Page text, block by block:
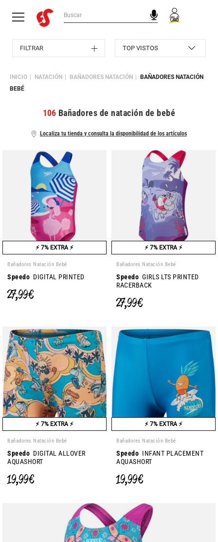
INICIO NATACIÓN BAÑADORES NATACIÓN
BAÑADORES NATACIÓN
BEBÉ
Localiza tu tienda y consulta la disponibilidad de los artículos
106 Bañadores de natación de bebé
⚡ 7% EXTRA ⚡
Bañadores Natación Bebé
Speedo DIGITAL PRINTED
27,99 €
⚡ 7% EXTRA ⚡
Bañadores Natación Bebé
Speedo GIRLS LTS PRINTED
RACERBACK
27,99 €
⚡ 7% EXTRA ⚡
Bañadores Natación Bebé
Speedo DIGITAL ALLOVER
AQUASHORT
19,99 €
⚡ 7% EXTRA ⚡
Bañadores Natación Bebé
Speedo INFANT PLACEMENT
AQUASHORT
19,99 €
FILTRAR